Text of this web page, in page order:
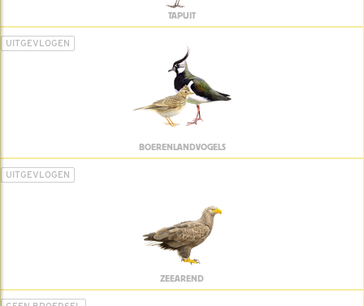
TAPUIT
UITGEVLOGEN
BOERENLANDVOGELS
UITGEVLOGEN
ZEEAREND